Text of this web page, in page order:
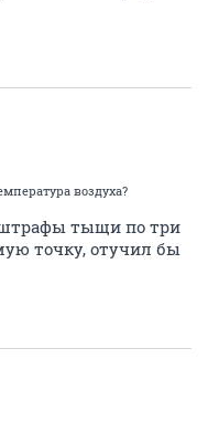
воздуха?
штрафы тыщи по три
точку, отучил бы